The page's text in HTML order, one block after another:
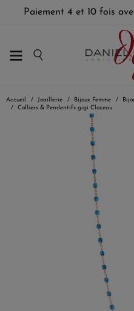
Paiement 4 et 10 fois
Accueil Joaillerie Bijoux Femme
Colliers & Pendentifs gigi Clozeau